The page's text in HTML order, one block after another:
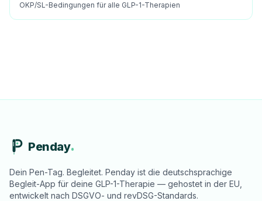
OKP/SL-Bedingungen für alle GLP-1-Therapien
Penday
Dein Pen-Tag. Begleitet. Penday ist die deutschsprachige
Begleit-App für deine GLP-1-Therapie — gehostet in der EU,
entwickelt nach DSGVO- und revDSG-Standards.